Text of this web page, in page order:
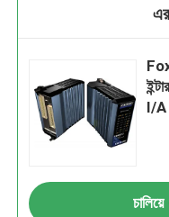
I/A
চালিয়ে